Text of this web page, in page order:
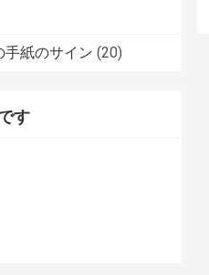
手紙のサイン (20)
す